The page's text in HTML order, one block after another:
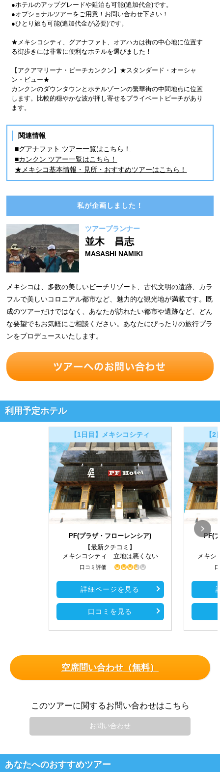
●ホテルのアップグレードや延泊も可能(追加代金)です。
●オプショナルツアーをご用意！お問い合わせ下さい！
●ひとり旅も可能(追加代金が必要)です。
★メキシコシティ、グアナファト、オアハカは街の中心地に位置す
る街歩きには非常に便利なホテルを選びました！
【アクアマリーナ・ビーチカンクン】★スタンダード・オーシャ
ン・ビュー★
カンクンのダウンタウンとホテルゾーンの繁華街の中間地点に位置
します。比較的穏やかな波が押し寄せるプライベートビーチがあり
ます。
関連情報
■グアナファト ツアー一覧はこちら！
■カンクン ツアー一覧はこちら！
★メキシコ基本情報・見所・おすすめツアーはこちら！
私が企画しました！
ツアープランナー
並木 昌志
MASASHI NAMIKI
メキシコは、多数の美しいビーチリゾート、古代文明の遺跡、カラ
フルで美しいコロニアル都市など、魅力的な観光地が満載です。既
成のツアーだけではなく、あなたが訪れたい都市や遺跡など、どん
な要望でもお気軽にご相談ください。あなたにぴったりの旅行プラ
ンをプロデュースいたします。
利用予定ホテル
【1日目】メキシコシティ
PF(プラザ・フローレンシア)
【最新クチコミ】
メキシコシティ 立地は悪くない
口コミ評価
詳細ページを見る
口コミを見る
【
PF(
メキ
空席問い合わせ（無料）
このツアーに関するお問い合わせはこちら
お問い合わせ
あなたへのおすすめツアー